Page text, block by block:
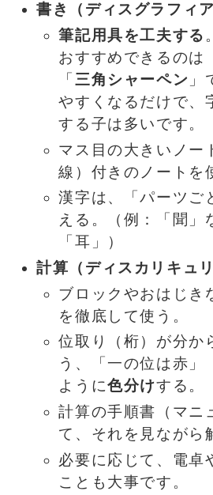
書き（ディスグラフィ
筆記用具を工夫する
おすすめできるのは
「 三角シャーペン 」
やすくなるだけで、
する子は多いです。
マス目の大きいノー
線）付きのノートを
漢字は、「パーツご
える。（例：「聞」
「耳」）
計算（ディスカリキュ
ブロックやおはじき
を徹底して使う。
位取り（桁）が分か
う、「一の位は赤」
ように色分けする。
計算の手順書（マニ
て、それを見ながら
必要に応じて、電卓
ことも大事です。